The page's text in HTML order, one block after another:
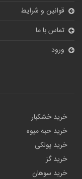
قوانین و شرایط
تماس با ما
ورود
خرید خشکبار
خرید حبه میوه
خرید پولکی
خرید گز
خرید سوهان